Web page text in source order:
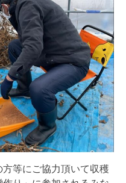
等にご協力頂いて収穫